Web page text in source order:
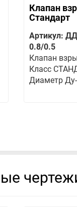
Клапан
Стандарт
Артикул:
0.8/0.5
Клапан
Класс
Диаметр